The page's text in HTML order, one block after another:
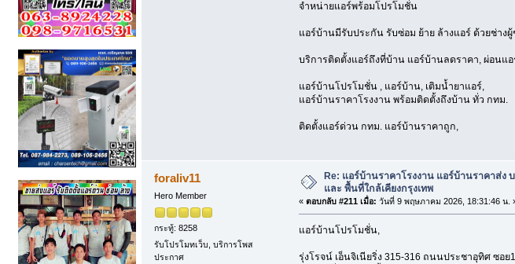
จำหน่ายแอร์พร้อมโปรโมชั่น
แอร์บ้านมีรับประกัน รับซ่อม ย้าย ล้างแอร์ ด้วยช่าง
บริการติดตั้งแอร์ถึงที่บ้าน แอร์บ้านลดราคา, ผ่อน
แอร์บ้านโปรโมชั่น , แอร์บ้าน, เติมน้ำยาแอร์,
แอร์บ้านราคาโรงงาน พร้อมติดตั้งถึงบ้าน ทั่ว กทม.
ติดตั้งแอร์ด่วน กทม. แอร์บ้านราคาถูก,
foraliv11
Hero Member
กระทู้: 8258
รับโปรโมทเว็บ, บริการโพส
ประกาศ
Re: แอร์บ้านราคาโรงงาน แอร์บ้านราคาส่ง
และ พื้นที่ใกล้เคียงกรุงเทพ
« ตอบกลับ #211 เมื่อ: วันที่ 9 พฤษภาคม 2026, 18:31:46 น.
แอร์บ้านโปรโมชั่น,
รุ่งโรจน์ เอ็นจิเนียริ่ง 315-316 ถนนประชาอุทิศ ซอ